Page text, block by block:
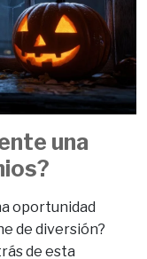
una
oportunidad
de diversión?
de esta